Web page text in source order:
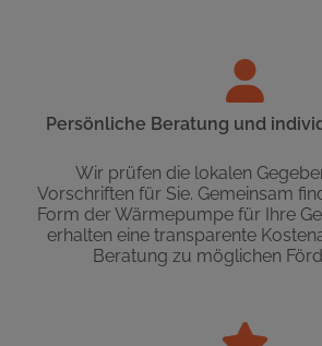
Persönliche Beratung und
Wir prüfen die lokalen
Vorschriften für Sie. Gemeinsam
Form der Wärmepumpe für Ihre
erhalten eine transparente
Beratung zu möglichen